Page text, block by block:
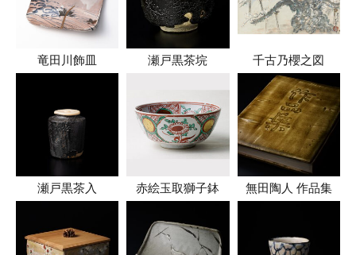
竜田川飾皿 瀬戸黒茶垸 千古乃櫻之図
瀬戸黒茶入 赤絵玉取獅子鉢 無田陶人 作品集